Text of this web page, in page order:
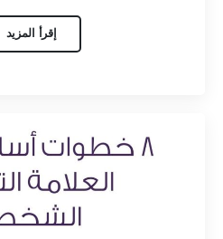
إقرأ المزيد